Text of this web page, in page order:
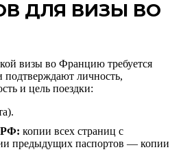
ДЛЯ ВИЗЫ ВО
визы во Францию требуется
подтверждают личность,
и цель поездки:
РФ: копии всех страниц с
предыдущих паспортов — копии